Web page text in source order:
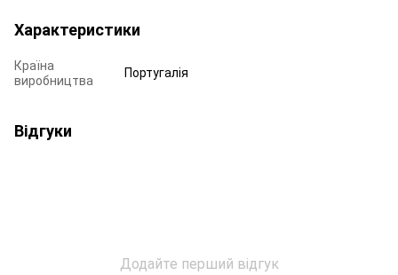
Характеристики
Країна
виробництва
Португалія
Відгуки
Додайте перший відгук